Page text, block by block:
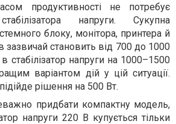
продуктивності не потребує
напруги. Сукупна
блоку, монітора, принтера й
зазвичай становить від 700 до 1000
в стабілізатор напруги на 1000–1500
варіантом дій у цій ситуації.
рішення на 500 Вт.
придбати компактну модель,
напруги 220 В купується тільки